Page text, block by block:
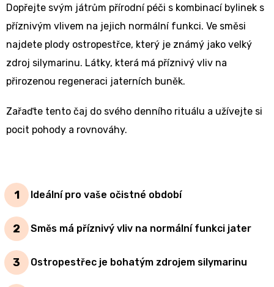
Dopřejte svým játrům přírodní péči s kombinací bylinek s
příznivým vlivem na jejich normální funkci. Ve směsi
najdete plody ostropestřce, který je známý jako velký
zdroj silymarinu. Látky, která má příznivý vliv na
přirozenou regeneraci jaterních buněk.
Zařaďte tento čaj do svého denního rituálu a užívejte si
pocit pohody a rovnováhy.
Ideální pro vaše očistné období
Směs má příznivý vliv na normální funkci jater
Ostropestřec je bohatým zdrojem silymarinu